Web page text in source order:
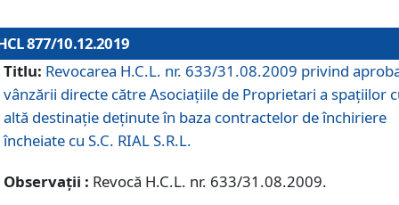
877/10.12.2019
Titlu: Revocarea H.C.L. nr. 633/31.08.2009 privind
vânzării directe către Asociațiile de Proprietari a spațiilor
altă destinație deținute în baza contractelor de închiriere
încheiate cu S.C. RIAL S.R.L.
Observații : Revocă H.C.L. nr. 633/31.08.2009.